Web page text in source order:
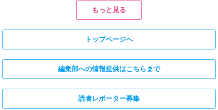
発売～具材は謎肉、キャベツ、チ
[2026/3/30 15:42:35]
フード
や薬味などもついて税込2,200円!
4,400円
[2026/3/30 15:17:42]
フード
熱湯5分でふっくら白ご飯! カレーや納豆、牛丼の具も余裕で入って
お皿いらずの新提案! 「日清ふっくら釜炊き ごはん」が本日30日